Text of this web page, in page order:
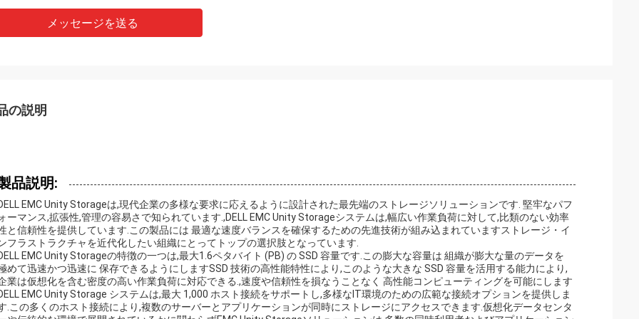
メッセージを送る
の説明
品説明:
EMC Unity Storageは,現代企業の多様な要求に応えるように設計された最先端のストレージソリューションです. 堅牢なパフ
ーマンス,拡張性,管理の容易さで知られています.,DELL EMC Unity Storageシステムは,幅広い作業負荷に対して,比類のない効率
と信頼性を提供しています.この製品には 最適な速度バランスを確保するための先進技術が組み込まれていますストレージ・イ
フラストラクチャを近代化したい組織にとってトップの選択肢となっています.
EMC Unity Storageの特徴の一つは,最大1.6ペタバイト (PB) の SSD 容量です.この膨大な容量は 組織が膨大な量のデータを
めて迅速かつ迅速に 保存できるようにしますSSD 技術の高性能特性により,このような大きな SSD 容量を活用する能力により,
業は仮想化を含む密度の高い作業負荷に対応できる.,速度や信頼性を損なうことなく 高性能コンピューティングを可能にします
EMC Unity Storage システムは,最大 1,000 ホスト接続をサポートし,多様なIT環境のための広範な接続オプションを提供しま
.この多くのホスト接続により,複数のサーバーとアプリケーションが同時にストレージにアクセスできます.仮想化データセンタ